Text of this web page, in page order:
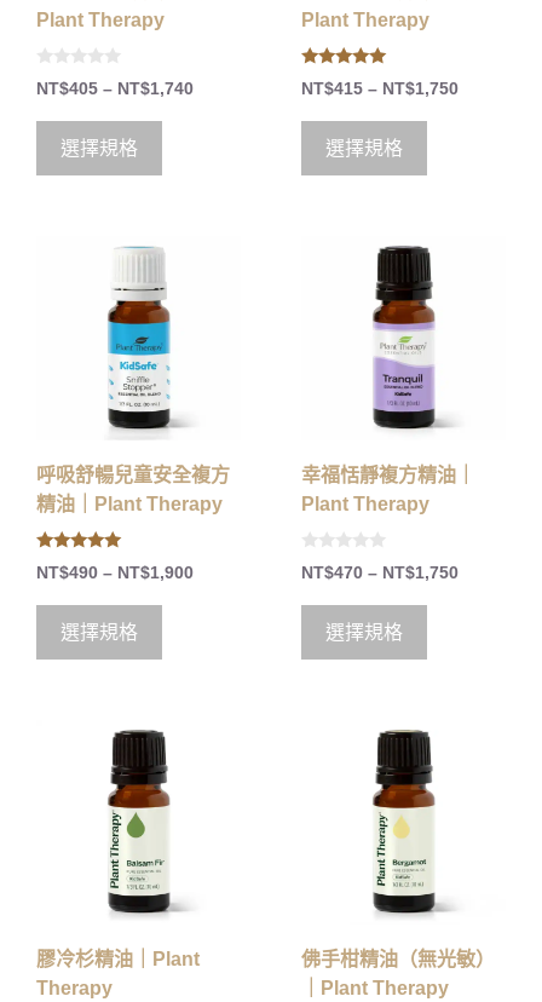
Plant Therapy
0
o
5
NT$405 – NT$1,740
選擇規格
Plant Therapy
5.00
out of 5
NT$415 – NT$1,750
選擇規格
呼吸舒暢兒童安全複方
精油｜Plant Therapy
5.00
out of 5
NT$490 – NT$1,900
選擇規格
幸福恬靜複方精油｜
Plant Therapy
0
o
t
5
NT$470 – NT$1,750
選擇規格
膠冷杉精油｜Plant
Therapy
佛手柑精油（無光敏）
｜Plant Therapy